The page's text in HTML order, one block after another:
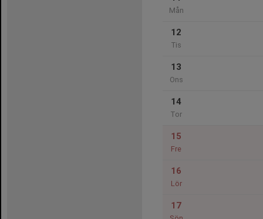
Mån
12
Tis
13
Ons
14
Tor
15
Fre
16
Lör
17